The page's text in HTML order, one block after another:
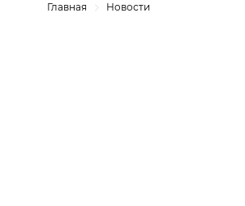
Главная Новости